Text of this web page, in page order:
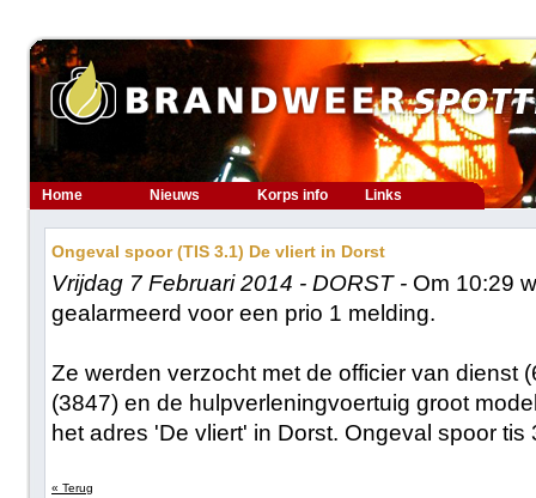
Home Nieuws Korps info Links
Ongeval spoor (TIS 3.1) De vliert in Dorst
Vrijdag 7 Februari 2014 - DORST - Om 10:29
gealarmeerd voor een prio 1 melding.
Ze werden verzocht met de officier van dienst
(3847) en de hulpverleningvoertuig groot
het adres 'De vliert' in Dorst. Ongeval spoor tis
« Terug